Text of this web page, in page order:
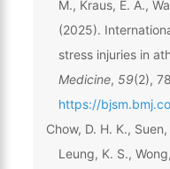
M., Kraus, E. A.,
(2025).
stress injuries in
Medicine, 59(2),
https://
Chow, D. H. K.,
Leung, K. S.,